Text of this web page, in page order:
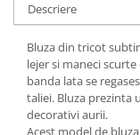
Descriere
Bluza din tricot
lejer si maneci
banda lata se
taliei. Bluza prezinta
decorativi aurii.
Acest model de